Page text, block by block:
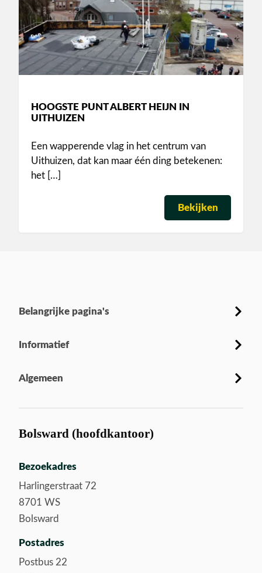
HOOGSTE PUNT ALBERT HEIJN IN
UITHUIZEN
Een wapperende vlag in het centrum van
Uithuizen, dat kan maar één ding betekenen:
het […]
Bekijken
Belangrijke pagina's
Informatief
Algemeen
Bolsward (hoofdkantoor)
Bezoekadres
Harlingerstraat 72
8701 WS
Bolsward
Postadres
Postbus 22